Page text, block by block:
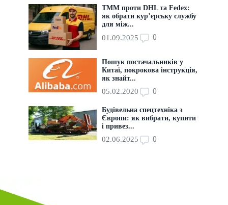
ТММ проти DHL та Fedex:
як обрати кур’єрську службу
для між...
01.09.2025 0
Пошук постачальників у
Китаї, покрокова інструкція,
як знайт...
05.02.2020 0
Будівельна спецтехніка з
Європи: як вибрати, купити
і привез...
02.06.2025 0